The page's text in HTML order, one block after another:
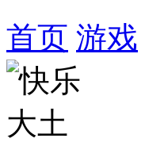
首页 游戏